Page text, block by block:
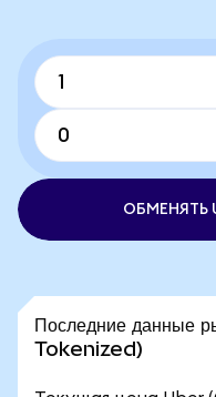
ОБМЕНЯТЬ
Последние данные
Tokenized)